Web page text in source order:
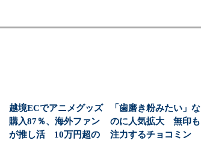
越境ECでアニメグッズ
購入87％、海外ファン
が推し活 10万円超の
「歯磨き粉みたい」な
のに人気拡大 無印も
注力するチョコミン